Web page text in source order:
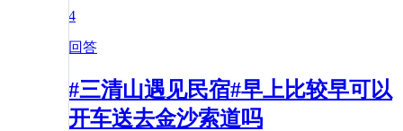
4
回答
#三清山遇见民宿#早上比较早可以
开车送去金沙索道吗